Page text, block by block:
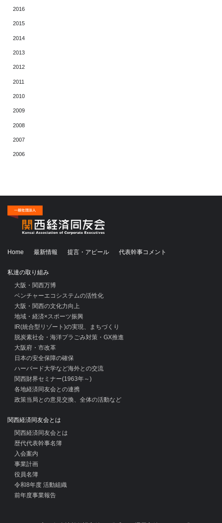
2016
2015
2014
2013
2012
2011
2010
2009
2008
2007
2006
Home 最新情報 提言・アピール 代表幹事コメント
私達の取り組み
大阪・関西万博
ベンチャーエコシステムの活性化
大阪・関西の文化力向上
地域・経済×スポーツ振興
IR(統合型リゾート)の実現、まちづくり
脱炭素社会・海洋プラごみ対策・GX推進
大阪府・市改革
日本の安全保障の確保
ハーバード大学など海外との交流
関西財界セミナー(1963年～)
各地経済同友会との連携
政策当局との意見交換、全体の活動など
関西経済同友会とは
関西経済同友会とは
歴代代表幹事名簿
入会案内
事業計画
役員名簿
令和8年度 活動組織
前年度事業報告